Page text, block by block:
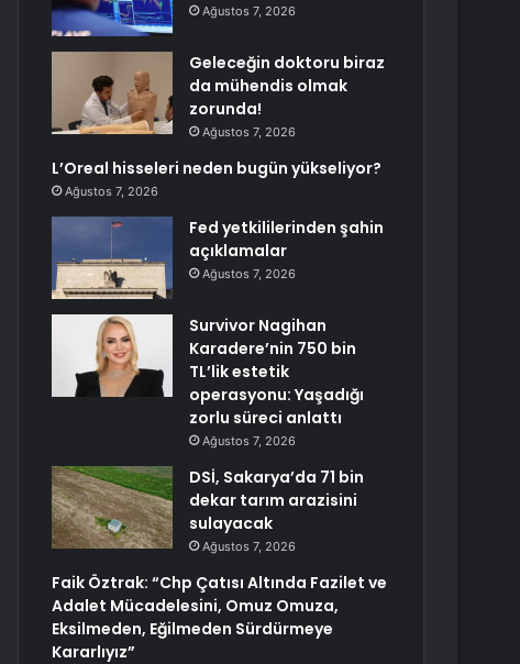
Ağustos 7, 2026
Geleceğin doktoru biraz
da mühendis olmak
zorunda!
Ağustos 7, 2026
L’Oreal hisseleri neden bugün yükseliyor?
Ağustos 7, 2026
Fed yetkililerinden şahin
açıklamalar
Ağustos 7, 2026
Survivor Nagihan
Karadere’nin 750 bin
TL’lik estetik
operasyonu: Yaşadığı
zorlu süreci anlattı
Ağustos 7, 2026
DSİ, Sakarya’da 71 bin
dekar tarım arazisini
sulayacak
Ağustos 7, 2026
Faik Öztrak: “Chp Çatısı Altında Fazilet ve
Adalet Mücadelesini, Omuz Omuza,
Eksilmeden, Eğilmeden Sürdürmeye
Kararlıyız”